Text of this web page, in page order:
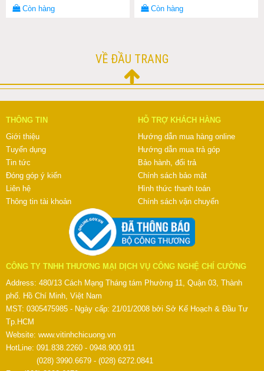
Còn hàng Còn hàng
VỀ ĐẦU TRANG
THÔNG TIN
Giới thiệu
Tuyển dụng
Tin tức
Đóng góp ý kiến
Liên hệ
Thông tin tài khoản
HỖ TRỢ KHÁCH HÀNG
Hướng dẫn mua hàng online
Hướng dẫn mua trả góp
Bảo hành, đổi trả
Chính sách bảo mật
Hình thức thanh toán
Chính sách vận chuyển
CÔNG TY TNHH THƯƠNG MẠI DỊCH VỤ CÔNG NGHỆ CHÍ CƯỜNG
Address: 480/13 Cách Mạng Tháng tám Phường 11, Quận 03, Thành
phố. Hồ Chí Minh, Việt Nam
MST: 0305475985 - Ngày cấp: 21/01/2008 bởi Sở Kế Hoạch & Đầu Tư
Tp.HCM
Website: www.vitinhchicuong.vn
HotLine: 091.838.2260 - 0948.900.911
(028) 3990.6679 - (028) 6272.0841